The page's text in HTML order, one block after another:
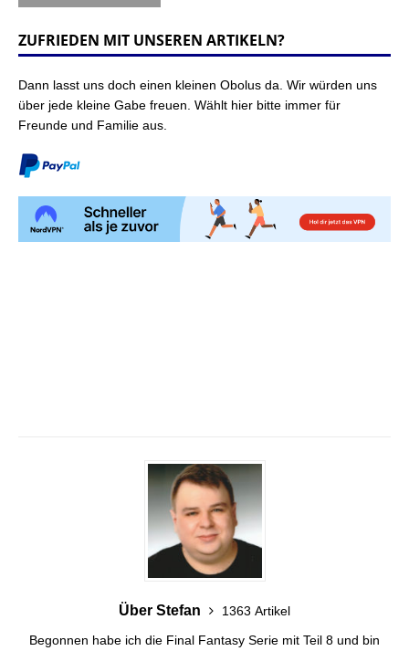
ZUFRIEDEN MIT UNSEREN ARTIKELN?
Dann lasst uns doch einen kleinen Obolus da. Wir würden uns
über jede kleine Gabe freuen. Wählt hier bitte immer für
Freunde und Familie aus.
Über Stefan
1363 Artikel
Begonnen habe ich die Final Fantasy Serie mit Teil 8 und bin